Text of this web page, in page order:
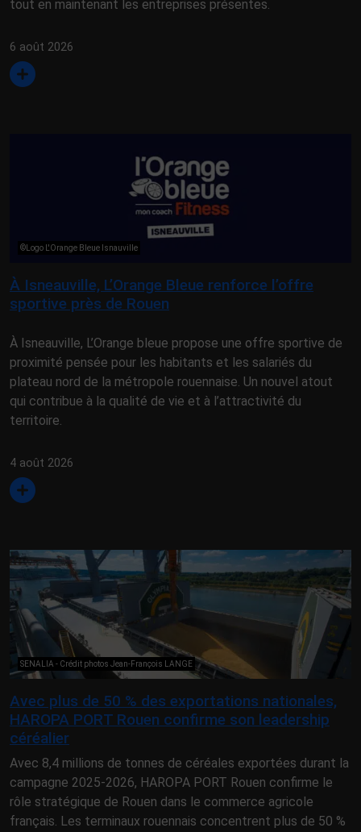
tout en maintenant les entreprises présentes.
6 août 2026
©Logo L'Orange Bleue Isnauville
À Isneauville, L’Orange Bleue renforce l’offre
sportive près de Rouen
À Isneauville, L’Orange bleue propose une offre sportive de
proximité pensée pour les habitants et les salariés du
plateau nord de la métropole rouennaise. Un nouvel atout
qui contribue à la qualité de vie et à l’attractivité du
territoire.
4 août 2026
SENALIA - Crédit photos Jean-François LANGE
Avec plus de 50 % des exportations nationales,
HAROPA PORT Rouen confirme son leadership
céréalier
Avec 8,4 millions de tonnes de céréales exportées durant la
campagne 2025-2026, HAROPA PORT Rouen confirme le
rôle stratégique de Rouen dans le commerce agricole
français. Les terminaux rouennais concentrent plus de 50 %